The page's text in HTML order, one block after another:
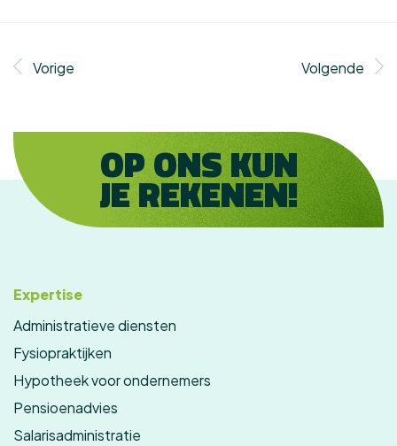
Vorige Volgende
OP ONS KUN
JE REKENEN!
Expertise
Administratieve diensten
Fysiopraktijken
Hypotheek voor ondernemers
Pensioenadvies
Salarisadministratie